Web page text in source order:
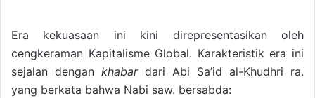
Era kekuasaan ini kini direpresentasikan oleh
cengkeraman Kapitalisme Global. Karakteristik era ini
sejalan dengan khabardari Abi Sa’id al-Khudhri ra.
yang berkata bahwa Nabi saw. bersabda: